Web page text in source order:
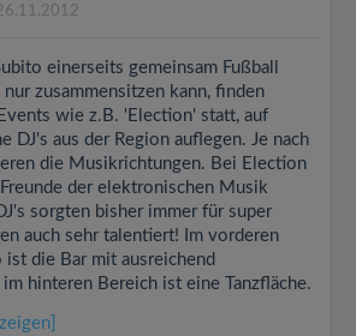
einerseits gemeinsam Fußball
nur zusammensitzen kann, finden
wie z.B. 'Election' statt, auf
DJ's aus der Region auflegen. Je nach
die Musikrichtungen. Bei Election
der elektronischen Musik
sorgten bisher immer für super
auch sehr talentiert! Im vorderen
ist die Bar mit ausreichend
hinteren Bereich ist eine Tanzfläche.